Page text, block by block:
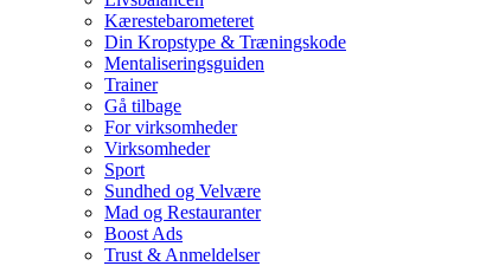
Kærestebarometeret
Din Kropstype & Træningskode
Mentaliseringsguiden
Trainer
Gå tilbage
For virksomheder
Virksomheder
Sport
Sundhed og Velvære
Mad og Restauranter
Boost Ads
Trust & Anmeldelser